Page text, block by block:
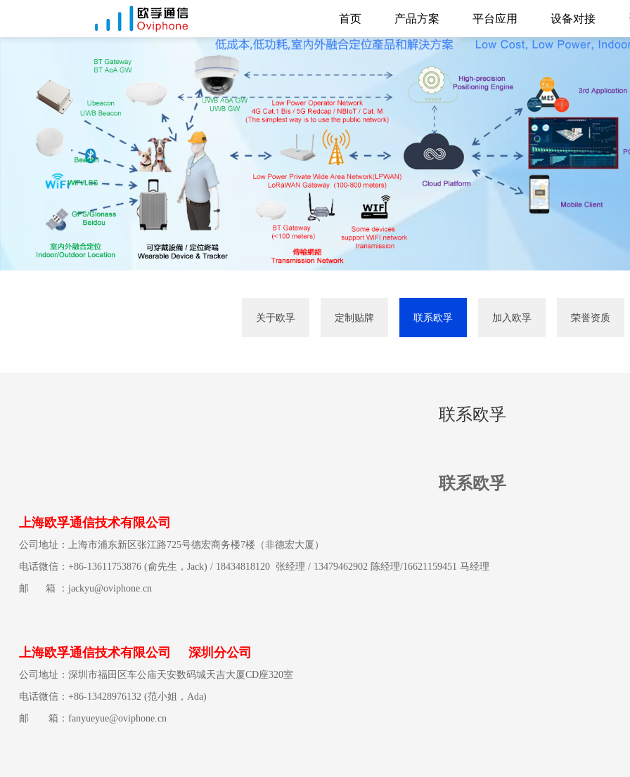
首页 产品方案 平台应用 设备对接
关于欧孚 定制贴牌 联系欧孚 加入欧孚 荣誉资质
联系欧孚
联系欧孚
上海欧孚通信技术有限公司
公司地址：上海市浦东新区张江路725号德宏商务楼7楼（非德宏大厦）
电话微信：+86-13611753876 (俞先生，Jack) / 18434818120 张经理 / 13479462902 陈经理/16621159451 马经理
邮 箱 ：jackyu@oviphone.cn
上海欧孚通信技术有限公司 深圳分公司
公司地址：深圳市福田区车公庙天安数码城天吉大厦CD座320室
电话微信：+86-13428976132 (范小姐，Ada)
邮 箱：fanyueyue@oviphone.cn